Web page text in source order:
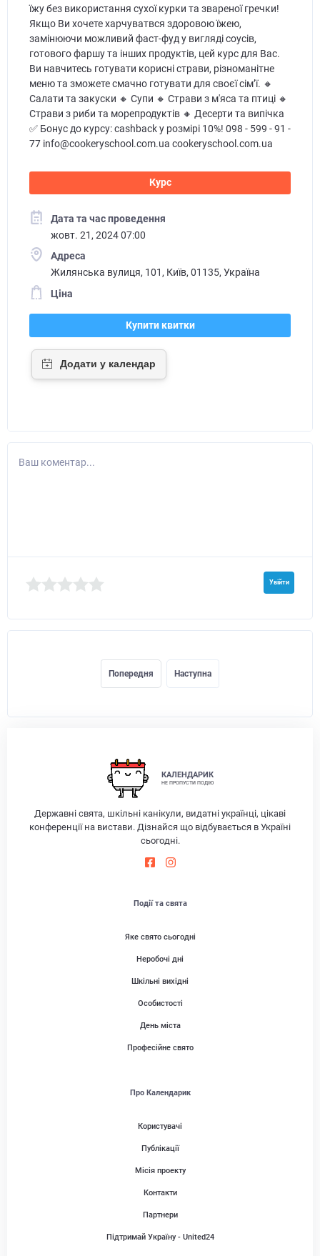
їжу без використання сухої курки та звареної гречки!
Якщо Ви хочете харчуватвся здоровою їжею,
замінюючи можливий фаст-фуд у вигляді соусів,
готового фаршу та інших продуктів, цей курс для Вас.
Ви навчитесь готувати корисні страви, різноманітне
меню та зможете смачно готувати для своєї сім’ї. 🔸
Салати та закуски 🔸 Супи 🔸 Страви з м'яса та птиці 🔸
Страви з риби та морепродуктів 🔸 Десерти та випічка
✅ Бонус до курсу: cashback у розмірі 10%! 098 - 599 - 91 -
77 info@cookeryschool.com.ua cookeryschool.com.ua
Курс
Дата та час проведення
жовт. 21, 2024 07:00
Адреса
Жилянська вулиця, 101, Київ, 01135, Україна
Ціна
Купити квитки
Ваш коментар...
Увійти
Попередня Наступна
КАЛЕНДАРИК
НЕ ПРОПУСТИ ПОДІЮ
Державні свята, шкільні канікули, видатні українці, цікаві
конференції на вистави. Дізнайся що відбувається в Україні
сьогодні.
Події та свята
Яке свято сьогодні
Неробочі дні
Шкільні вихідні
Особистості
День міста
Професійне свято
Про Календарик
Користувачі
Публікації
Місія проекту
Контакти
Партнери
Підтримай Україну - United24